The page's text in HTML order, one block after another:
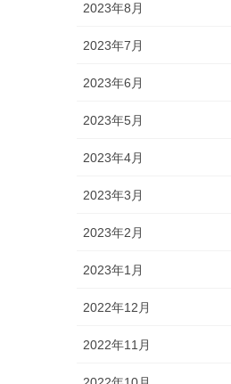
2023年8月
2023年7月
2023年6月
2023年5月
2023年4月
2023年3月
2023年2月
2023年1月
2022年12月
2022年11月